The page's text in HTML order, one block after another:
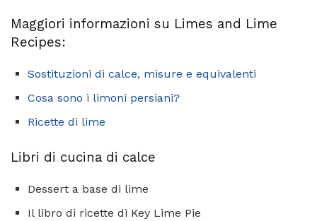
Maggiori informazioni su Limes and Lime
Recipes:
Sostituzioni di calce, misure e equivalenti
Cosa sono i limoni persiani?
Ricette di lime
Libri di cucina di calce
Dessert a base di lime
Il libro di ricette di Key Lime Pie